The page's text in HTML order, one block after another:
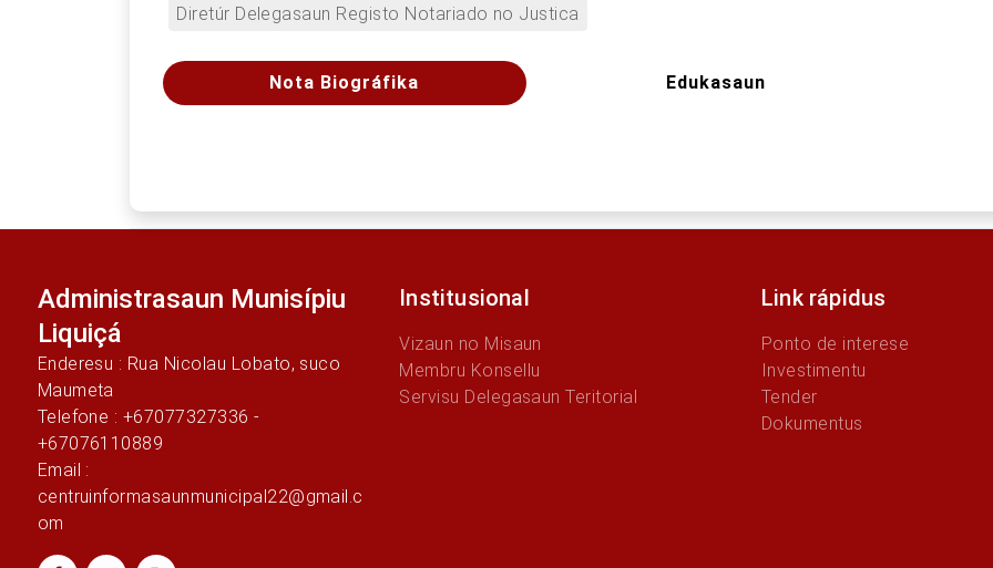
Diretúr Delegasaun Registo Notariado no Justica
Nota Biográfika Edukasaun
Administrasaun Munisípiu
Liquiçá
Enderesu : Rua Nicolau Lobato, suco
Maumeta
Telefone : +67077327336 -
+67076110889
Email :
centruinformasaunmunicipal22@gmail.c
om
Institusional
Vizaun no Misaun
Membru Konsellu
Servisu Delegasaun Teritorial
Link rápidus
Ponto de interese
Investimentu
Tender
Dokumentus